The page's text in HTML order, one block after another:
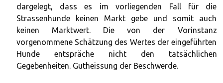
dargelegt, dass es im vorliegenden Fall für die
Strassenhunde keinen Markt gebe und somit auch
keinen Marktwert. Die von der Vorinstanz
vorgenommene Schätzung des Wertes der eingeführten
Hunde entspräche nicht den tatsächlichen
Gegebenheiten. Gutheissung der Beschwerde.